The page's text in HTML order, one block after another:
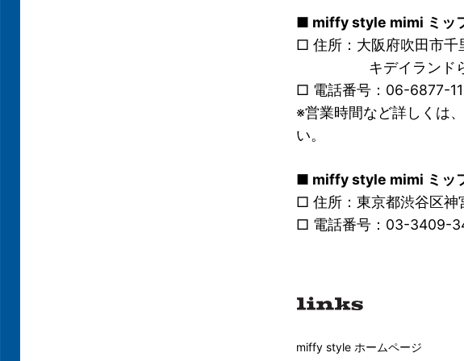
■ miffy style mimi ミッ
□ 住所： 大阪府吹田市千
キデイランドらら
□ 電話番号：06-6877-
※営業時間など詳しくは、
い。
■ miffy style mimi ミッ
□ 住所：東京都渋谷区神
□ 電話番号：03-3409-
miffy style ホームページ